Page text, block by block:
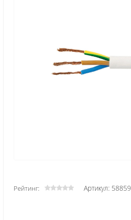
Рейтинг: Артикул: 58859